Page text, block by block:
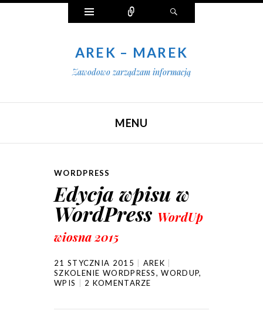
Widgety
AREK – MAREK
Zawodowo zarządzam informacją
MENU
WORDPRESS
Edycja wpisu w
WordPress WordUp
wiosna 2015
21 STYCZNIA 2015
AREK
SZKOLENIE WORDPRESS,WORDUP,
WPIS
2 KOMENTARZE